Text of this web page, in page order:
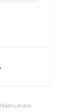
Levain.